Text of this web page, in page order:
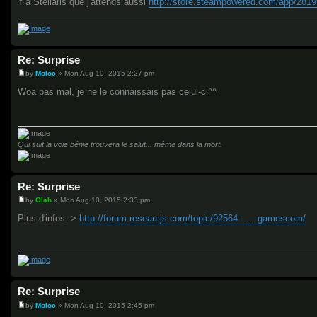
Re: Surprise
P
o
s
by Moloc » Mon Aug 10, 2015 2:27 pm
Woa pas mal, je ne le connaissais pas celui-ci^^
Qui suit la voie bénie trouvera le salut... même dans la mort.
Re: Surprise
P
o
s
by Olah » Mon Aug 10, 2015 2:33 pm
Plus d'infos -> http://forum.reseau-js.com/topic/92564- ... -gamescom/
Re: Surprise
P
by Moloc » Mon Aug 10, 2015 2:45 pm